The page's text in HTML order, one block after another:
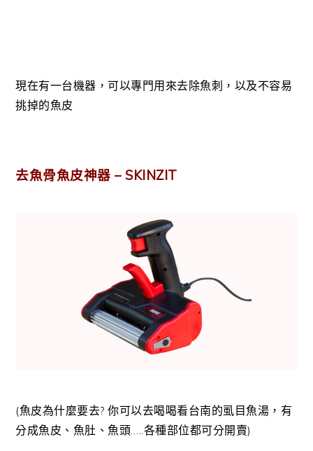
現在有一台機器，可以專門用來去除魚刺，以及不容易
挑掉的魚皮
去魚骨魚皮神器 – SKINZIT
(魚皮為什麼要去? 你可以去喝喝看台南的虱目魚湯，有
分成魚皮、魚肚、魚頭…..各種部位都可分開賣)